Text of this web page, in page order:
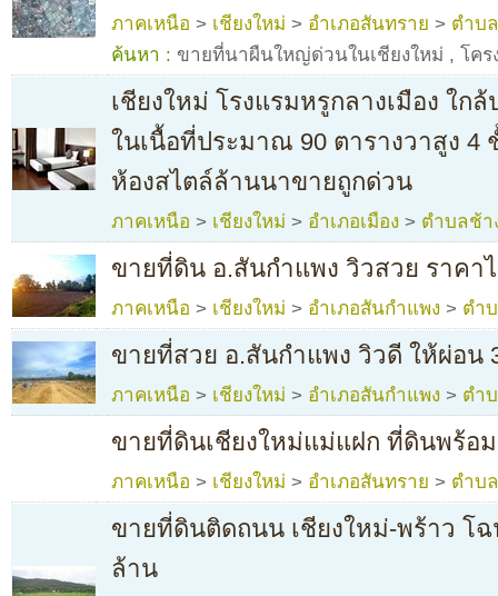
ภาคเหนือ > เชียงใหม่ > อำเภอสันทราย > ตำบ
ค้นหา : ขายที่นาผืนใหญ่ด่วนในเชียงใหม่ , โคร
เชียงใหม่ โรงแรมหรูกลางเมือง ใก
ในเนื้อที่ประมาณ 90 ตารางวาสูง 4
ห้องสไตล์ล้านนาขายถูกด่วน
ภาคเหนือ > เชียงใหม่ > อำเภอเมือง > ตำบลช้า
ขายที่ดิน อ.สันกำแพง วิวสวย ราคา
ภาคเหนือ > เชียงใหม่ > อำเภอสันกำแพง > ตำ
ขายที่สวย อ.สันกำแพง วิวดี ให้ผ่อน
ภาคเหนือ > เชียงใหม่ > อำเภอสันกำแพง > ตำ
ขายที่ดินเชียงใหม่แม่แฝก ที่ดินพร้อ
ภาคเหนือ > เชียงใหม่ > อำเภอสันทราย > ตำบ
ขายที่ดินติดถนน เชียงใหม่-พร้าว โฉ
ล้าน